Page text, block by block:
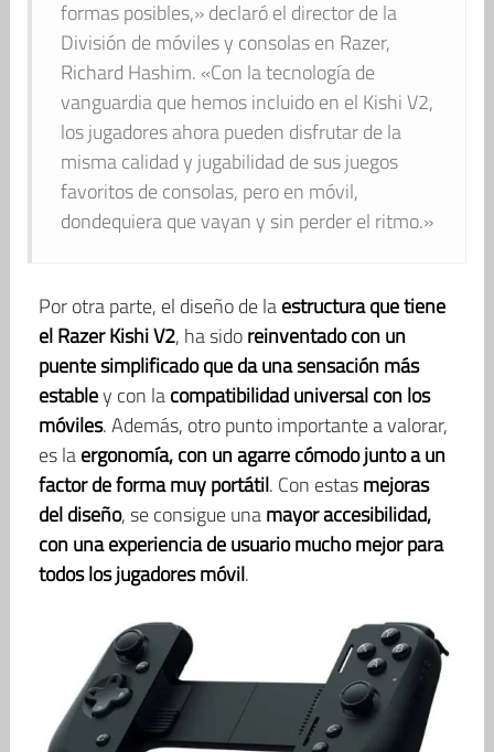
formas posibles,» declaró el director de la
División de móviles y consolas en Razer,
Richard Hashim. «Con la tecnología de
vanguardia que hemos incluido en el Kishi V2,
los jugadores ahora pueden disfrutar de la
misma calidad y jugabilidad de sus juegos
favoritos de consolas, pero en móvil,
dondequiera que vayan y sin perder el ritmo.»
Por otra parte, el diseño de laestructura que tiene
el Razer Kishi V2, ha sidoreinventado con un
puente simplificado que da una sensación más
establey con lacompatibilidad universal con los
móviles. Además, otro punto importante a valorar,
es laergonomía, con un agarre cómodo junto a un
factor de forma muy portátil. Con estasmejoras
del diseño, se consigue unamayor accesibilidad,
con una experiencia de usuario mucho mejor para
todos los jugadores móvil.